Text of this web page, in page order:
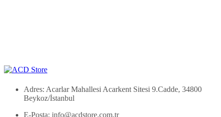
Adres: Acarlar Mahallesi Acarkent Sitesi 9.Cadde, 34800
Beykoz/İstanbul
E-Posta: info@acdstore.com.tr